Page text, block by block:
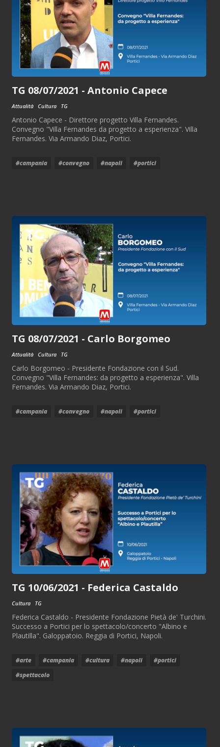
TG 08/07/2021 - Antonio Capece
Attualità Cultura TG
Antonio Capece - Direttore progetto Villa Fernandes.
Convegno "Villa Fernandes da progetto a esperienza". Villa
Fernandes. Via Armando Diaz, Portici.
#campania #convegno #napoli #portici
TG 08/07/2021 - Carlo Borgomeo
Attualità Cultura TG
Carlo Borgomeo - Presidente Fondazione con il Sud.
Convegno "Villa Fernandes: da progetto a esperienza". Villa
Fernandes. Via Armando Diaz, Portici.
#campania #convegno #napoli #portici
TG 10/06/2021 - Federica Castaldo
Cultura TG
Federica Castaldo - Presidente Fondazione Pietà de' Turchini.
Successo a Portici per lo spettacolo/concerto "Albino e
Plautilla". Galoppatoio. Reggia di Portici, Napoli.
#arte #campania #cultura #napoli
#portici
#spettacolo